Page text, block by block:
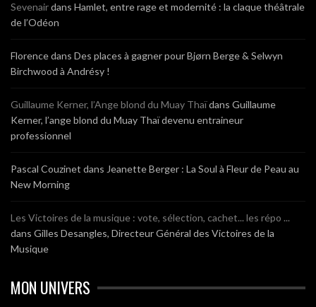
Sevenairdans Hamlet, entre rage et modernité : la claque théâtrale
de l’Odéon
Florencedans Des places à gagner pour Bjørn Berge & Selwyn
Birchwood à Andrésy !
Guillaume Kerner, l’Ange blond du Muay Thaïdans Guillaume
Kerner, l’ange blond du Muay Thaï devenu entraineur
professionnel
Pascal Couzinet dans Jeanette Berger : La Soul à Fleur de Peau au
New Morning
Les Victoires de la musique : vote, sélection, cachet... les répo ...
dans Gilles Desangles, Directeur Général des Victoires de la
Musique
MON UNIVERS